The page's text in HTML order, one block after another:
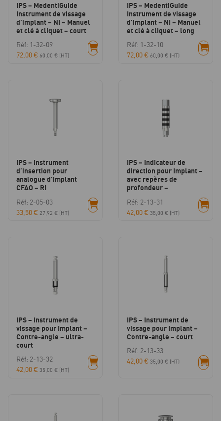
IPS – MedentiGuide
Instrument de vissage
d’implant – NI – Manuel
et clé à cliquet – court
Réf: 1-32-09
72,00€ 60,00 € (HT)
IPS – MedentiGuide
Instrument de vissage
d’implant – NI – Manuel
et clé à cliquet – long
Réf: 1-32-10
72,00€ 60,00 € (HT)
IPS – Instrument
d’insertion pour
analogue d’implant
CFAO – RI
Réf: 2-05-03
33,50€ 27,92 € (HT)
IPS – Indicateur de
direction pour Implant –
avec repères de
profondeur –
Réf: 2-13-31
42,00€ 35,00 € (HT)
IPS – Instrument de
vissage pour Implant –
Contre-angle – ultra-
court
Réf: 2-13-32
42,00€ 35,00 € (HT)
IPS – Instrument de
vissage pour Implant –
Contre-angle – court
Réf: 2-13-33
42,00€ 35,00 € (HT)